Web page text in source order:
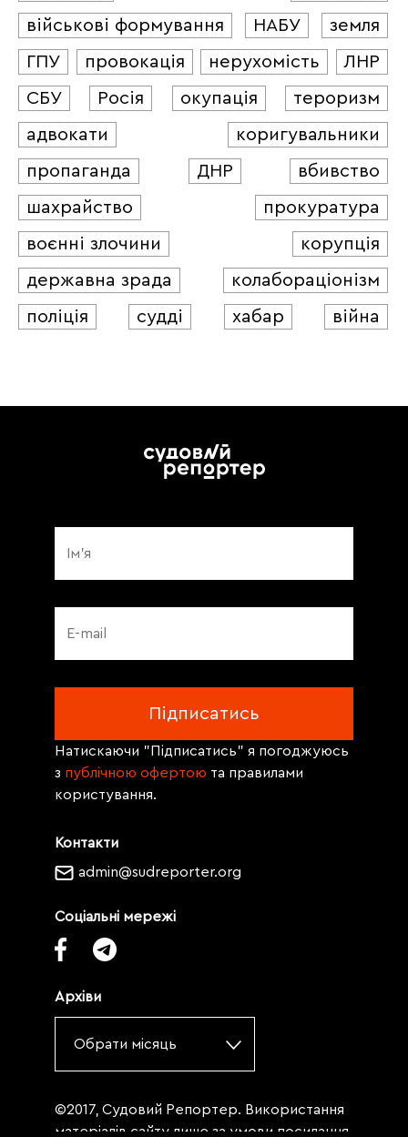
військові формування
НАБУ
земля
ГПУ
провокація нерухомість
ЛНР
СБУ
Росія окупація
тероризм
адвокати
коригувальники
пропаганда
ДНР
вбивство
шахрайство
прокуратура
воєнні злочини
корупція
державна зрада
колабораціонізм
поліція
судді хабар війна
Контакти
admin@sudreporter.org
Соціальні мережі
Архіви
Обрати місяць
Натискаючи "Підписатись" я погоджуюсь
з публічною офертою та правилами
користування.
©2017, Судовий Репортер. Використання
матеріалів сайту лише за умови посилання